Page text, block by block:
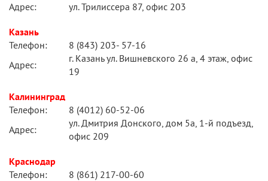
Адрес:
ул. Трилиссера 87, офис 203
Казань
Телефон:
8 (843) 203- 57-16
Адрес:
г. Казань ул. Вишневского 26 а, 4 этаж, офис
19
Калининград
Телефон:
8 (4012) 60-52-06
Адрес:
ул. Дмитрия Донского, дом 5а, 1-й подъезд,
офис 209
Краснодар
Телефон:
8 (861) 217-00-60